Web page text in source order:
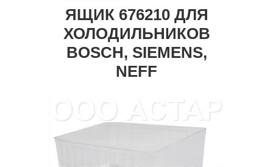
ЯЩИК 676210 ДЛЯ
ХОЛОДИЛЬНИКОВ
BOSCH, SIEMENS,
NEFF